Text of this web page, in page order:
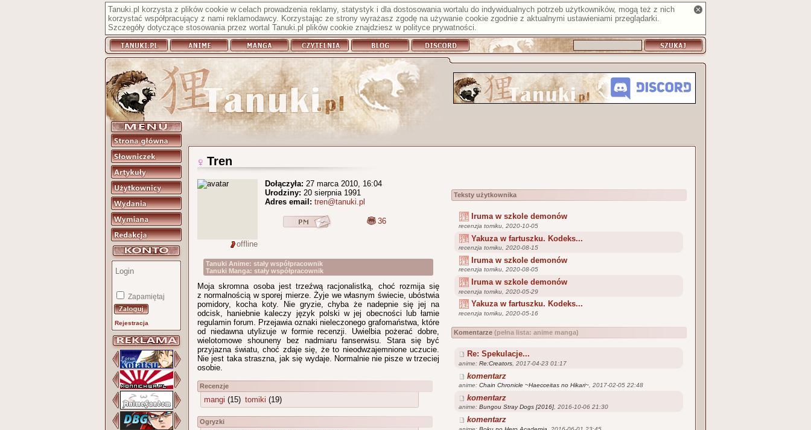
Tanuki.pl korzysta z plików cookie w celach prowadzenia reklamy, statystyk i dla dostosowania wortalu do indywidualnych potrzeb użytkowników, mogą też z nich
korzystać współpracujący z nami reklamodawcy. Korzystając ze strony wyrażasz zgodę na używanie cookie zgodnie z aktualnymi ustawieniami przeglądarki.
Szczegóły dotyczące stosowania przez wortal Tanuki.pl plików cookie znajdziesz w polityce prywatności.
Zapamiętaj
Rejestracja
Tren
Teksty użytkownika
Iruma w szkole demonów
recenzja tomiku, 2020-10-05
Yakuza w fartuszku. Kodeks...
recenzja tomiku, 2020-08-15
Iruma w szkole demonów
recenzja tomiku, 2020-08-05
Iruma w szkole demonów
recenzja tomiku, 2020-05-29
Yakuza w fartuszku. Kodeks...
recenzja tomiku, 2020-05-16
Komentarze (pełna lista: anime manga)
Re: Spekulacje...
anime: Re:Creators , 2017-04-23 01:17
komentarz
anime: Chain Chronicle ~Haecceitas no Hikari~ , 2017-02-05 22:48
komentarz
anime: Bungou Stray Dogs [2016], 2016-10-06 21:30
komentarz
offline
Dołączyła: 27 marca 2010, 16:04
Urodziny: 20 sierpnia 1991
Adres email: tren@tanuki.pl
36
Tanuki Anime: stały współpracownik
Tanuki Manga: stały współpracownik
Moja skromna osoba jest trzeźwą racjonalistką, choć rozmija się
z normalnością w sporej mierze. Żyje we własnym świecie, ubóstwia
pomidory, kocha koty. Nie gryzie, chyba że nadepnie się jej na
odcisk, haniebnie kaleczy język polski w jej obecności lub łamie
regulamin forum. Przejawia oznaki nieleczonego grafomaństwa, które
od niedawna utylizuje w formie recenzji. Uwielbia pożerać dobre,
wielotomowe shouneny bez nadmiaru fanserwisu. Stara się być
przyjazna światu, choć zdaje się, że to nieodwzajemnione uczucie.
Nie jest taka straszna, jak się wydaje. Normalnie nie pisze w trzeciej
osobie.
Recenzje
mangi (15) tomiki (19)
Ogryzki